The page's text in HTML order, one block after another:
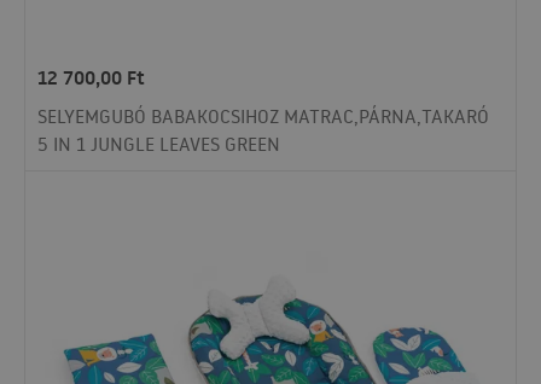
12 700,00 Ft
SELYEMGUBÓ BABAKOCSIHOZ MATRAC,PÁRNA,TAKARÓ
5 IN 1 JUNGLE LEAVES GREEN